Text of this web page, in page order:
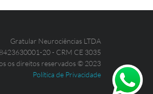
Gratular Neurociências LTDA
20 - CRM CE 3035
os direitos reservados © 2023
Política de Privacidade